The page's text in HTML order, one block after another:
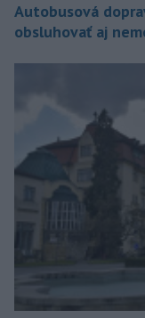
Autobusová
obsluhovať aj